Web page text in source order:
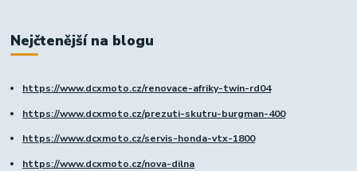
Nejčtenější na blogu
https://www.dcxmoto.cz/renovace-afriky-twin-rd04
https://www.dcxmoto.cz/prezuti-skutru-burgman-400
https://www.dcxmoto.cz/servis-honda-vtx-1800
https://www.dcxmoto.cz/nova-dilna